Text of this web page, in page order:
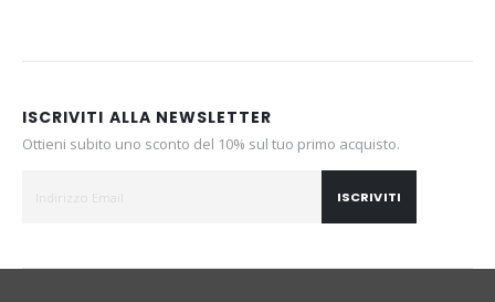
ISCRIVITI ALLA NEWSLETTER
Ottieni subito uno sconto del 10% sul tuo primo acquisto.
ISCRIVITI